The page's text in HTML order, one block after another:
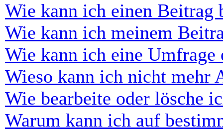
Wie kann ich einen Beitrag
Wie kann ich meinem
Wie kann ich eine Umfrage
Wieso kann ich nicht mehr
Wie bearbeite oder lösche
Warum kann ich auf